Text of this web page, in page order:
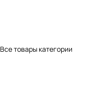
Все товары категории